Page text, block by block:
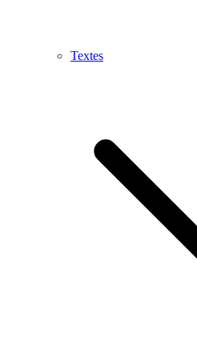
Textes